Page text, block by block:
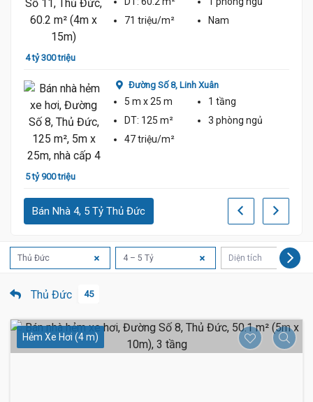
4 tỷ 300 triệu
71 triệu/m²
Nam
5 tỷ 900 triệu
Đường Số 8, Linh Xuân
5 m x 25 m
1 tầng
DT: 125 m² 3 phòng ngủ
47 triệu/m²
Bán Nhà 4, 5 Tỷ Thủ Đức
Thủ Đức 4 – 5 Tỷ Diện tích
Thủ Đức 45
Hẻm Xe Hơi (4 m)